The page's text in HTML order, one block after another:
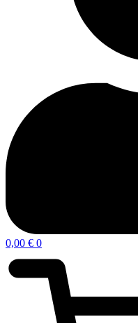
0,00 € 0